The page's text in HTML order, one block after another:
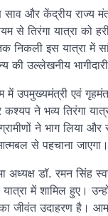
और केंद्रीय राज्य
से तिरंगा यात्रा को
निकली इस यात्रा में
की उल्लेखनीय
उपमुख्यमंत्री एवं
ने भव्य तिरंगा
ने भाग लिया और
से पहचाना जाएगा।
अध्यक्ष डॉ. रमन सिंह
में शामिल हुए।
जीवंत उदाहरण है। आम